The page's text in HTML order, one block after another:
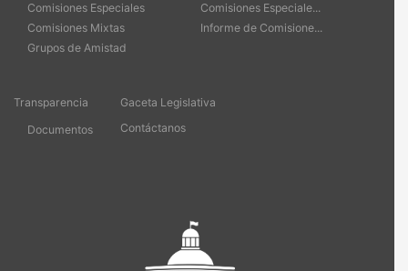
Comisiones Especiales
Comisiones Mixtas
Grupos de Amistad
Comisiones Especiale...
Informe de Comisione...
Transparencia
Documentos
Gaceta Legislativa
Contáctanos